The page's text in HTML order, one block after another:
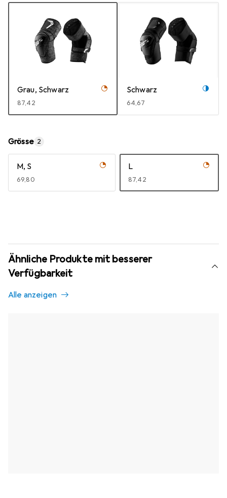
Grau, Schwarz
EUR
87,42
Schwarz
EUR
64,67
Grösse 2
M, S
EUR
69,80
L
EUR
87,42
Ähnliche Produkte mit besserer
Verfügbarkeit
Alle anzeigen